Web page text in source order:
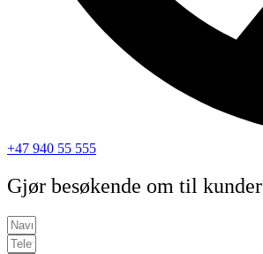
+47 940 55 555
Gjør besøkende om til kunder